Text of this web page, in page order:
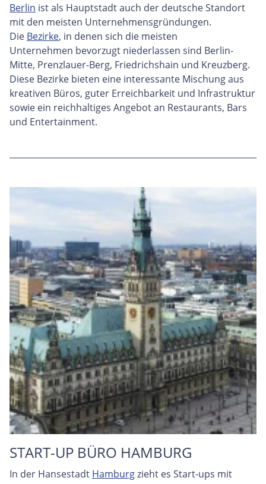
Berlin ist als Hauptstadt auch der deutsche Standort
mit den meisten Unternehmensgründungen.
Die Bezirke, in denen sich die meisten
Unternehmen bevorzugt niederlassen sind Berlin-
Mitte, Prenzlauer-Berg, Friedrichshain und Kreuzberg.
Diese Bezirke bieten eine interessante Mischung aus
kreativen Büros, guter Erreichbarkeit und Infrastruktur
sowie ein reichhaltiges Angebot an Restaurants, Bars
und Entertainment.
START-UP BÜRO HAMBURG
In der Hansestadt Hamburgzieht es Start-ups mit